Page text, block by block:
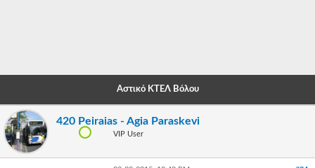
-
-
-
Αστικό ΚΤΕΛ Βόλου
420 Peiraias - Agia Paraskevi
VIP User